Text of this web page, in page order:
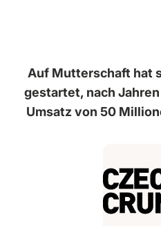
Auf Mutterschaft hat
gestartet, nach
Umsatz von 50